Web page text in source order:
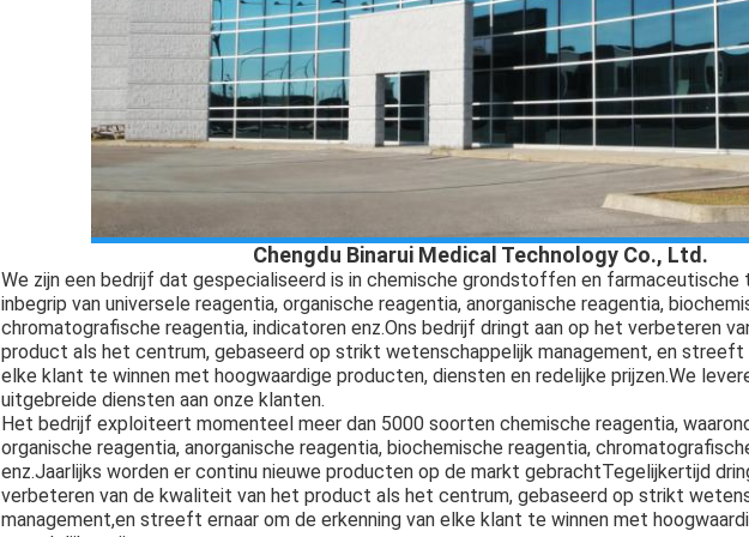
Chengdu Binarui Medical Technology Co., Ltd.
We zijn een bedrijf dat gespecialiseerd is in chemische grondstoffen en
inbegrip van universele reagentia, organische reagentia, anorganische reagentia,
chromatografische reagentia, indicatoren enz.Ons bedrijf dringt aan op het verbeteren
product als het centrum, gebaseerd op strikt wetenschappelijk management, en streeft
elke klant te winnen met hoogwaardige producten, diensten en redelijke prijzen.We
uitgebreide diensten aan onze klanten.
Het bedrijf exploiteert momenteel meer dan 5000 soorten chemische reagentia,
organische reagentia, anorganische reagentia, biochemische reagentia,
enz.Jaarlijks worden er continu nieuwe producten op de markt gebrachtTegelijkertijd
verbeteren van de kwaliteit van het product als het centrum, gebaseerd op strikt
management,en streeft ernaar om de erkenning van elke klant te winnen met